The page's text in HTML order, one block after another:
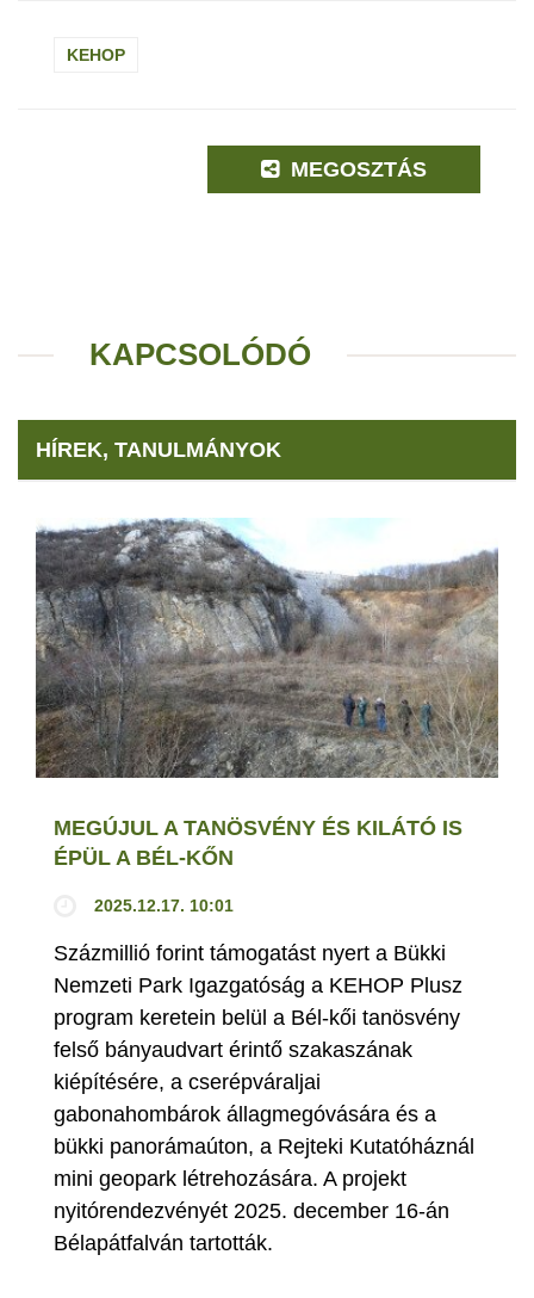
KEHOP
MEGOSZTÁS
KAPCSOLÓDÓ
HÍREK, TANULMÁNYOK
MEGÚJUL A TANÖSVÉNY ÉS KILÁTÓ IS
ÉPÜL A BÉL-KŐN
2025.12.17. 10:01
Százmillió forint támogatást nyert a Bükki
Nemzeti Park Igazgatóság a KEHOP Plusz
program keretein belül a Bél-kői tanösvény
felső bányaudvart érintő szakaszának
kiépítésére, a cserépváraljai
gabonahombárok állagmegóvására és a
bükki panorámaúton, a Rejteki Kutatóháznál
mini geopark létrehozására. A projekt
nyitórendezvényét 2025. december 16-án
Bélapátfalván tartották.